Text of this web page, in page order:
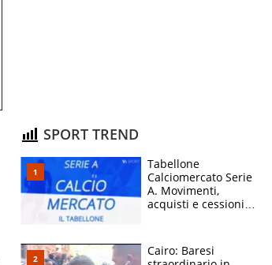
SPORT TREND
Tabellone
Calciomercato Serie
A. Movimenti,
acquisti e cessioni:
Cairo: Baresi